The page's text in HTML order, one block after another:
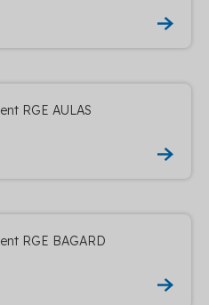
RGE AULAS
RGE BAGARD